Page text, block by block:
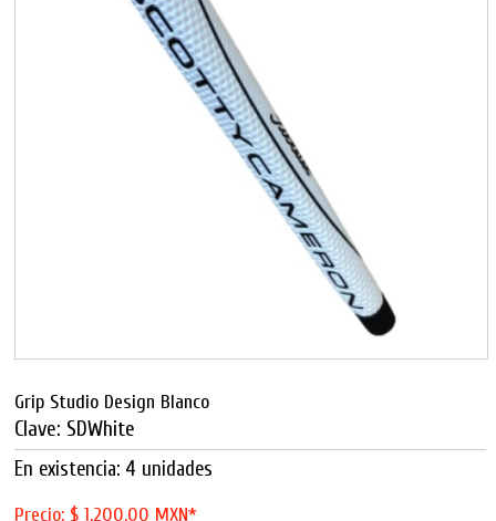
Grip Studio Design Blanco
Clave: SDWhite
En existencia: 4 unidades
Precio: $ 1,200.00 MXN*